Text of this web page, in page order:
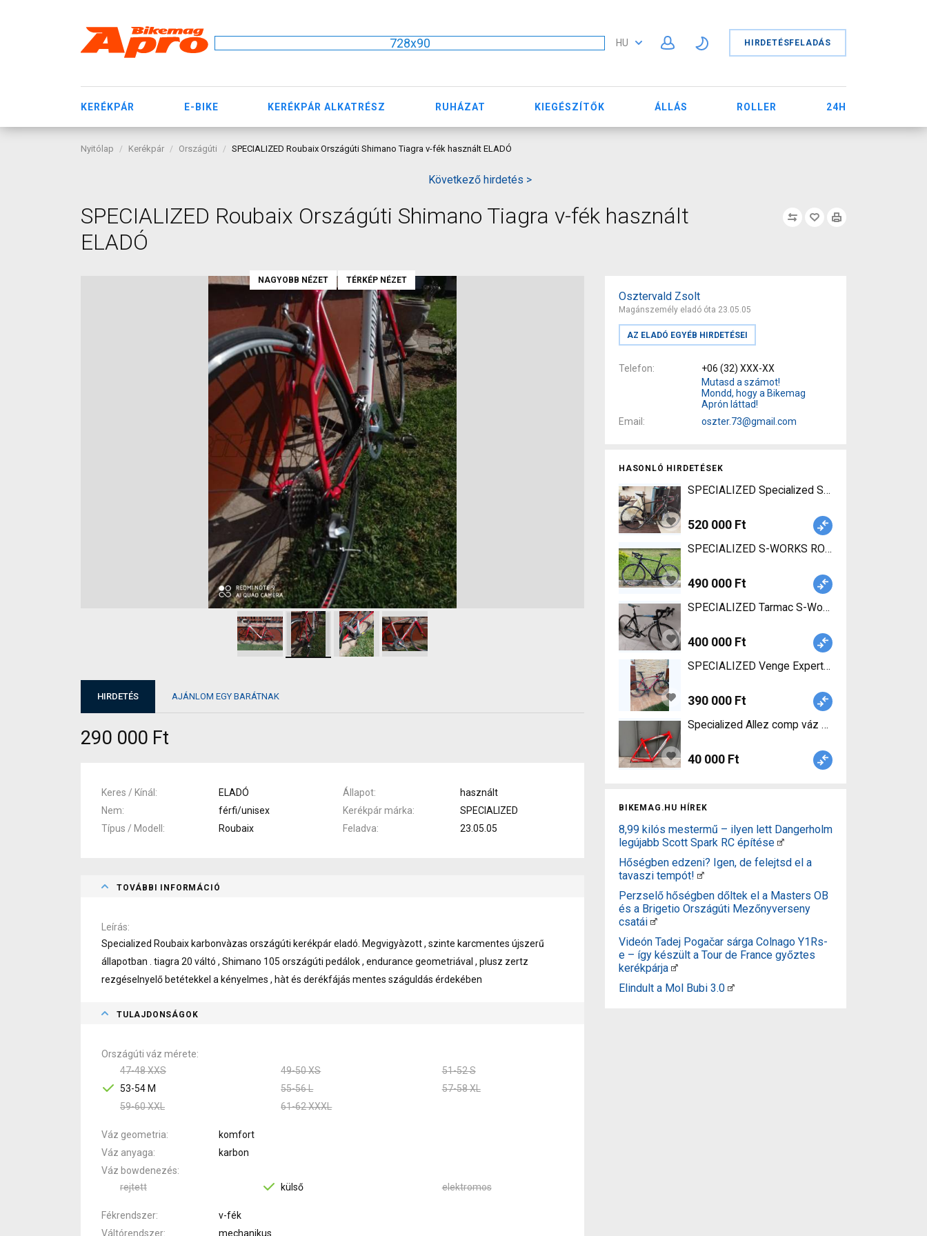
728x90 HU HIRDETÉSFELADÁS
KERÉKPÁR E-BIKE KERÉKPÁR ALKATRÉSZ RUHÁZAT KIEGÉSZÍTŐK ÁLLÁS ROLLER 24H
Nyitólap Kerékpár Országúti SPECIALIZED Roubaix Országúti Shimano Tiagra v-fék használt ELADÓ
Következő hirdetés >
SPECIALIZED Roubaix Országúti Shimano Tiagra v-fék használt
ELADÓ
Osztervald Zsolt
Magánszemély eladó óta 23.05.05
AZ ELADÓ EGYÉB HIRDETÉSEI
Telefon
+06 (32) XXX-XX
Mutasd a számot!
Mondd, hogy a Bikemag
Aprón láttad!
Email
oszter.73@gmail.com
HASONLÓ HIRDETÉSEK
520 000 Ft
SPECIALIZED S-WORKS ROUBAIX SL4 7.6kg!
490 000 Ft
SPECIALIZED Tarmac S-Works (Gerolsteiner
400 000 Ft
SPECIALIZED Venge Expert Országúti Shimano
390 000 Ft
Specialized Allez comp váz SPECIALIZED Allez
40 000 Ft
BIKEMAG.HU HÍREK
8,99 kilós mestermű – ilyen lett Dangerholm
legújabb Scott Spark RC építése
Hőségben edzeni? Igen, de felejtsd el a
tavaszi tempót!
Perzselő hőségben dőltek el a Masters OB
és a Brigetio Országúti Mezőnyverseny
csatái
Videón Tadej Pogačar sárga Colnago Y1Rs-
e – így készült a Tour de France győztes
kerékpárja
Elindult a Mol Bubi 3.0
NAGYOBB NÉZET TÉRKÉP NÉZET
HIRDETÉS AJÁNLOM EGY BARÁTNAK
290 000 Ft
Keres / Kínál ELADÓ Állapot
használt
Nem
férfi/unisex Kerékpár márka
SPECIALIZED
Típus / Modell
Roubaix Feladva 23.05.05
TOVÁBBI INFORMÁCIÓ
Leírás
Specialized Roubaix karbonvàzas országúti kerékpár eladó. Megvigyàzott , szinte karcmentes újszerű
állapotban . tiagra 20 váltó , Shimano 105 országúti pedálok , endurance geometriával , plusz zertz
rezgéselnyelő betétekkel a kényelmes , hàt és derékfájás mentes száguldás érdekében
TULAJDONSÁGOK
Országúti váz mérete
47-48 XXS
49-50 XS
51-52 S
53-54 M
55-56 L
57-58 XL
59-60 XXL
61-62 XXXL
Váz geometria
komfort
Váz anyaga
karbon
Váz bowdenezés
rejtett
külső elektromos
Fékrendszer
v-fék
Váltórendszer
mechanikus